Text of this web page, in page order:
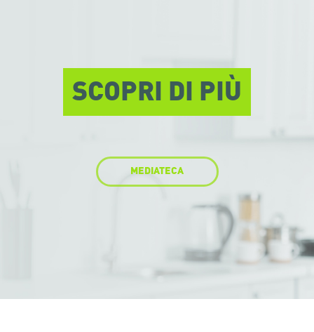
SCOPRI DI PIÙ
MEDIATECA